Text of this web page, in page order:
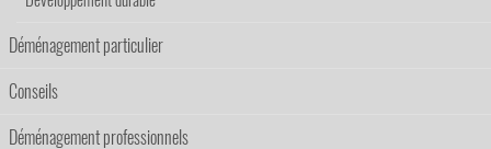
Déménagement particulier
Conseils
Déménagement professionnels